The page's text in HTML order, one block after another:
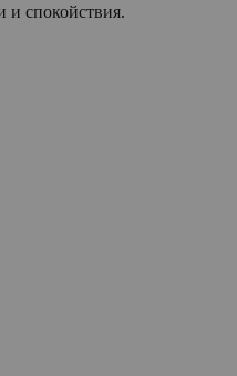
и спокойствия.